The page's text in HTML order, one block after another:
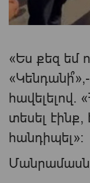
«Ես քեզ եմ
հավելելով.
տեսել էինք,
հանդիպել»: